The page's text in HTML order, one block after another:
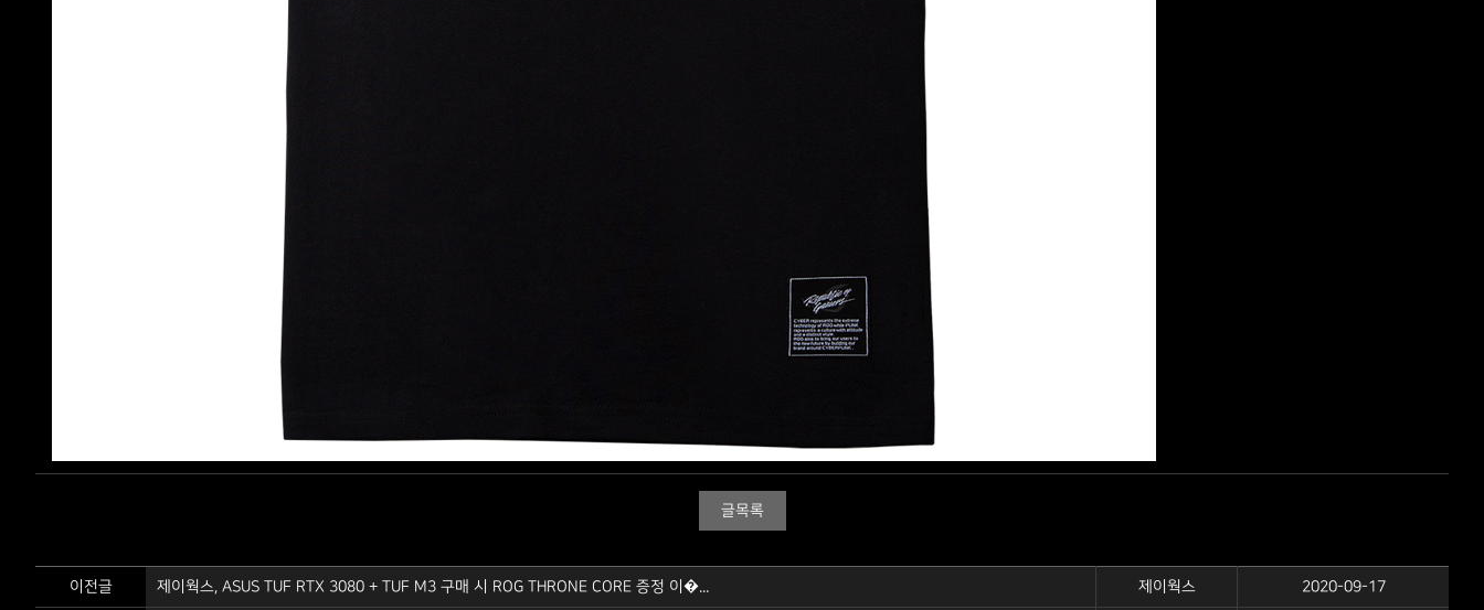
글목록
이전글 제이웍스, ASUS TUF RTX 3080 + TUF M3 구매 시 ROG THRONE CORE 증정 이�... 제이웍스 2020-09-17